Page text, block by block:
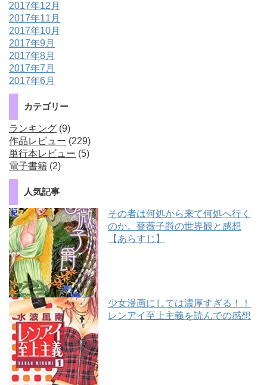
2017年12月
2017年11月
2017年10月
2017年9月
2017年8月
2017年7月
2017年6月
カテゴリー
ランキング (9)
作品レビュー (229)
単行本レビュー (5)
電子書籍 (2)
人気記事
その者は何処から来て何処へ行く
のか。薔薇子爵の世界観と感想
【あらすじ】
少女漫画にしては濃厚すぎる！！
レンアイ至上主義を読んでの感想